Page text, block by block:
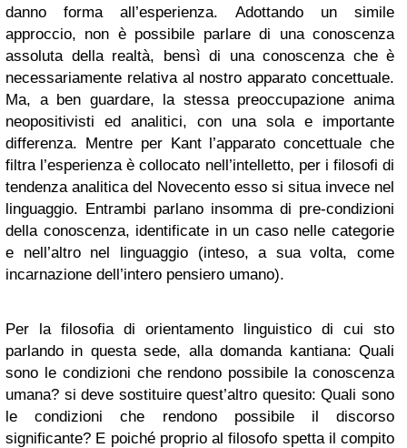
danno forma all’esperienza. Adottando un simile
approccio, non è possibile parlare di una conoscenza
assoluta della realtà, bensì di una conoscenza che è
necessariamente relativa al nostro apparato concettuale.
Ma, a ben guardare, la stessa preoccupazione anima
neopositivisti ed analitici, con una sola e importante
differenza. Mentre per Kant l’apparato concettuale che
filtra l’esperienza è collocato nell’intelletto, per i filosofi di
tendenza analitica del Novecento esso si situa invece nel
linguaggio. Entrambi parlano insomma di pre-condizioni
della conoscenza, identificate in un caso nelle categorie
e nell’altro nel linguaggio (inteso, a sua volta, come
incarnazione dell’intero pensiero umano).
Per la filosofia di orientamento linguistico di cui sto
parlando in questa sede, alla domanda kantiana: Quali
sono le condizioni che rendono possibile la conoscenza
umana? si deve sostituire quest’altro quesito: Quali sono
le condizioni che rendono possibile il discorso
significante? E poiché proprio al filosofo spetta il compito